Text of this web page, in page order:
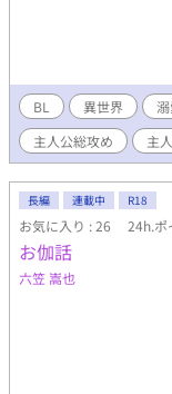
BL 異世界
主人公総攻め
主
長編 連載中 R18
お気に入り : 26 24h.ポ
お伽話
六笠 嵩也